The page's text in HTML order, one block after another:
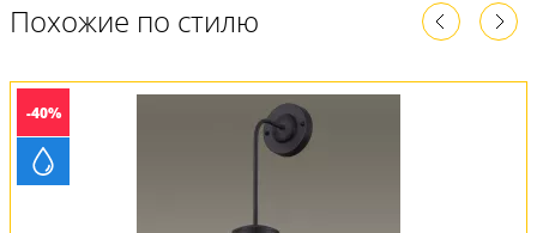
Похожие по стилю
-40%